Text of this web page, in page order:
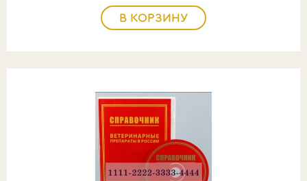
В КОРЗИНУ